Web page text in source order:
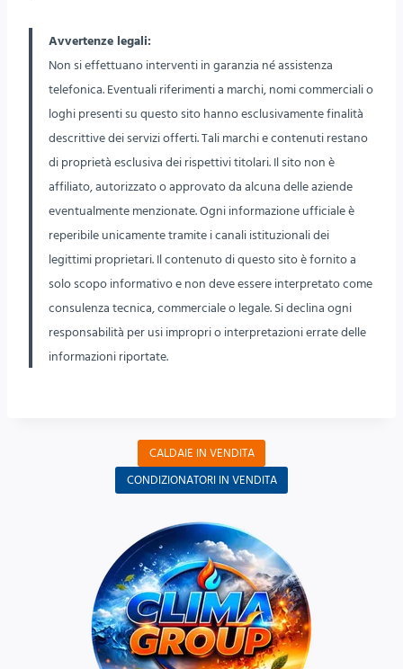
Avvertenze legali:
Non si effettuano interventi in garanzia né assistenza
telefonica. Eventuali riferimenti a marchi, nomi commerciali o
loghi presenti su questo sito hanno esclusivamente finalità
descrittive dei servizi offerti. Tali marchi e contenuti restano
di proprietà esclusiva dei rispettivi titolari. Il sito non è
affiliato, autorizzato o approvato da alcuna delle aziende
eventualmente menzionate. Ogni informazione ufficiale è
reperibile unicamente tramite i canali istituzionali dei
legittimi proprietari. Il contenuto di questo sito è fornito a
solo scopo informativo e non deve essere interpretato come
consulenza tecnica, commerciale o legale. Si declina ogni
responsabilità per usi impropri o interpretazioni errate delle
informazioni riportate.
CALDAIE IN VENDITA
CONDIZIONATORI IN VENDITA